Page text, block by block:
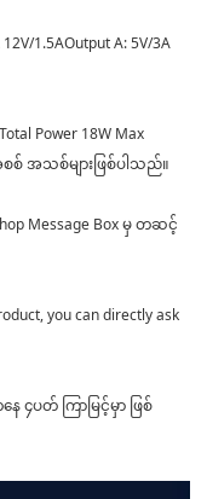
1.5AOutput A: 5V/3A
Power 18W Max
စ် အသစ်များဖြစ်ပါသည်။
Message Box မှ တဆင့်
you can directly ask
၄ပတ် ကြာမြင့်မှာ ဖြစ်